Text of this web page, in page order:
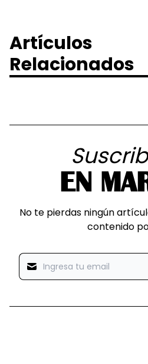
Artículos
Relacionados
EN
No te pierdas ningún
contenido